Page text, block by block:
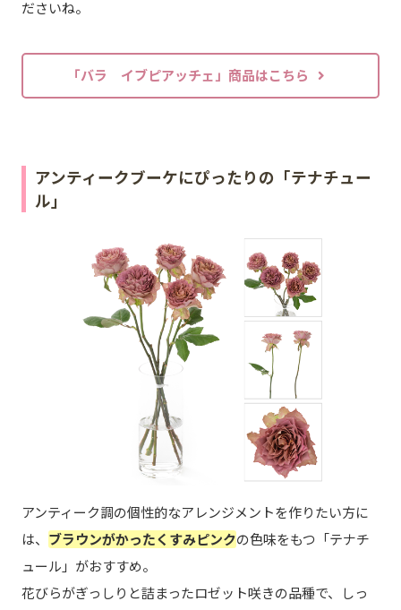
ださいね。
「バラ イブピアッチェ」商品はこちら
アンティークブーケにぴったりの「テナチュー
ル」
アンティーク調の個性的なアレンジメントを作りたい方に
は、 ブラウンがかったくすみピンクの色味をもつ「テナチ
ュール」がおすすめ。
花びらがぎっしりと詰まったロゼット咲きの品種で、しっ